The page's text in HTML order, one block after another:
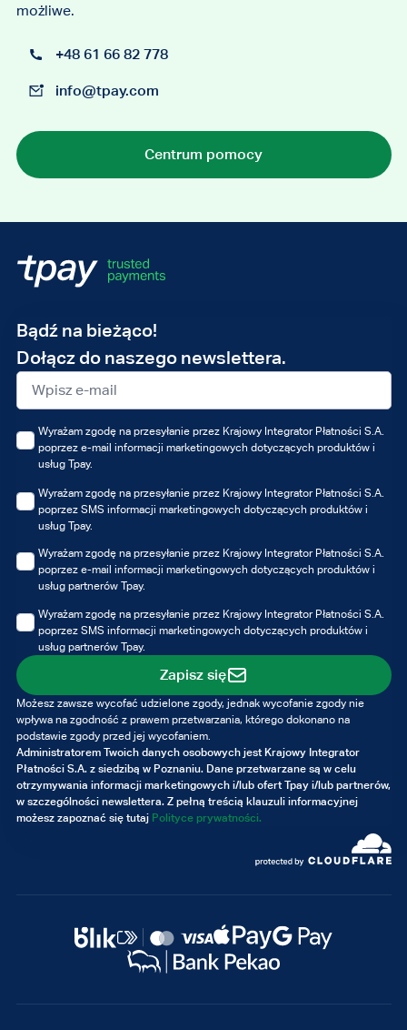
możliwe.
+48 61 66 82 778
info@tpay.com
Centrum pomocy
Bądź na bieżąco!
Dołącz do naszego newslettera.
Adres
e-
mail
Wyrażam zgodę na przesyłanie przez Krajowy Integrator Płatności S.A.
poprzez e-mail informacji marketingowych dotyczących produktów i
usług Tpay.
Wyrażam zgodę na przesyłanie przez Krajowy Integrator Płatności S.A.
poprzez SMS informacji marketingowych dotyczących produktów i
usług Tpay.
Wyrażam zgodę na przesyłanie przez Krajowy Integrator Płatności S.A.
poprzez e-mail informacji marketingowych dotyczących produktów i
usług partnerów Tpay.
Wyrażam zgodę na przesyłanie przez Krajowy Integrator Płatności S.A.
poprzez SMS informacji marketingowych dotyczących produktów i
usług partnerów Tpay.
Zapisz się
Możesz zawsze wycofać udzielone zgody, jednak wycofanie zgody nie
wpływa na zgodność z prawem przetwarzania, którego dokonano na
podstawie zgody przed jej wycofaniem.
Administratorem Twoich danych osobowych jest Krajowy Integrator
Płatności S.A. z siedzibą w Poznaniu. Dane przetwarzane są w celu
otrzymywania informacji marketingowych i/lub ofert Tpay i/lub partnerów,
w szczególności newslettera. Z pełną treścią klauzuli informacyjnej
możesz zapoznać się tutaj Polityce prywatności.